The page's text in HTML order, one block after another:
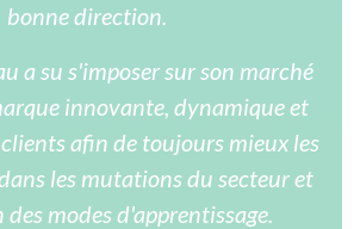
bonne direction.
a su s'imposer sur son marché
innovante, dynamique et
afin de toujours mieux les
les mutations du secteur et
modes d'apprentissage.